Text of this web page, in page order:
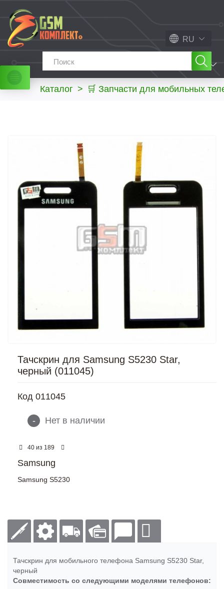
RU
МЕНЮ
Каталог > 🛒 Запчасти для мобильных
Тачскрин для Samsung S5230 Star,
черный (011045)
Код 011045
- Нет в наличии
40 из 189
Samsung
Samsung S5230
Тачскрин для мобильного телефона Samsung S5230 Star,
черный
Совместимость со следующими моделями телефонов: